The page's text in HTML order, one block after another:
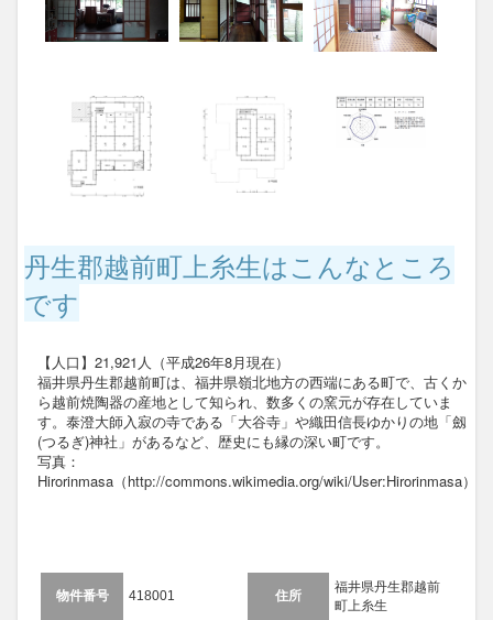
丹生郡越前町上糸生はこんなところ
です
【人口】21,921人（平成26年8月現在）
福井県丹生郡越前町は、福井県嶺北地方の西端にある町で、古くか
ら越前焼陶器の産地として知られ、数多くの窯元が存在していま
す。泰澄大師入寂の寺である「大谷寺」や織田信長ゆかりの地「劔
(つるぎ)神社」があるなど、歴史にも縁の深い町です。
写真：
Hirorinmasa（http://commons.wikimedia.org/wiki/User:Hirorinmasa）
物件番号 418001 住所
福井県丹生郡越前
町上糸生